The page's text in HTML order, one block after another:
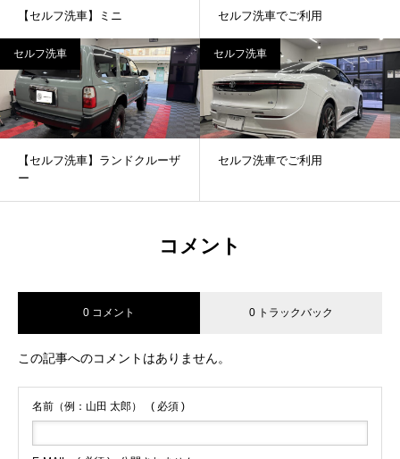
【セルフ洗車】ミニ セルフ洗車でご利用
セルフ洗車
【セルフ洗車】ランドクルーザ
ー
セルフ洗車
セルフ洗車でご利用
コメント
0 コメント 0 トラックバック
この記事へのコメントはありません。
名前（例：山田 太郎） ( 必須 )